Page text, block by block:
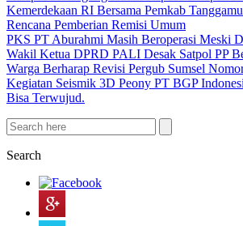
Kemerdekaan RI Bersama Pemkab
Rencana Pemberian Remisi Umum
PKS PT Aburahmi Masih Beroperasi Meski
Wakil Ketua DPRD PALI Desak Satpol PP
Warga Berharap Revisi Pergub Sumsel
Kegiatan Seismik 3D Peony PT BGP
Bisa Terwujud.
Search